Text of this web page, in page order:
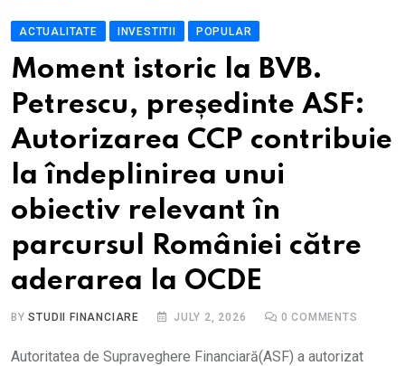
ACTUALITATE INVESTITII POPULAR
Moment istoric la BVB.
Petrescu, președinte ASF:
Autorizarea CCP contribuie
la îndeplinirea unui
obiectiv relevant în
parcursul României către
aderarea la OCDE
BYSTUDII FINANCIARE JULY 2, 2026 0 COMMENTS
Autoritatea de Supraveghere Financiară(ASF) a autorizat